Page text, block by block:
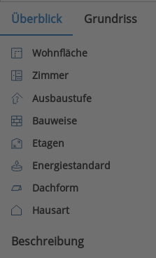
Überblick Grundriss
Wohnfläche
Zimmer
Ausbaustufe
Bauweise
Etagen
Energiestandard
Dachform
Hausart
Beschreibung